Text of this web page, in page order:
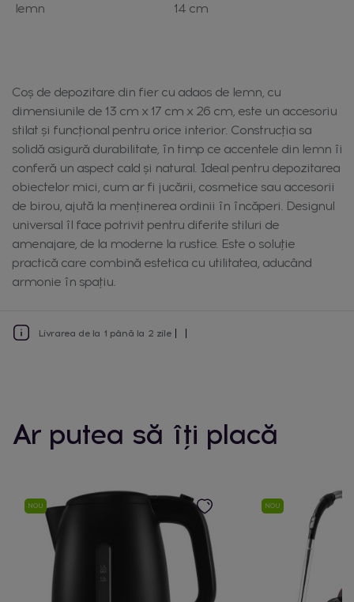
lemn
14 cm
Coș de depozitare din fier cu adaos de lemn, cu
dimensiunile de 13 cm x 17 cm x 26 cm, este un accesoriu
stilat și funcțional pentru orice interior. Construcția sa
solidă asigură durabilitate, în timp ce accentele din lemn îi
conferă un aspect cald și natural. Ideal pentru depozitarea
obiectelor mici, cum ar fi jucării, cosmetice sau accesorii
de birou, ajută la menținerea ordinii în încăperi. Designul
universal îl face potrivit pentru diferite stiluri de
amenajare, de la moderne la rustice. Este o soluție
practică care combină estetica cu utilitatea, aducând
armonie în spațiu.
Livrarea de la 1 până la 2 zile
Ar putea să îți placă
NOU NOU